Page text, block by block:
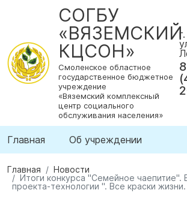
СОГБУ
«ВЯЗЕМСКИЙ
КЦСОН»
Смоленское областное
государственное бюджетное
учреждение
«Вяземский комплексный
центр социального
обслуживания населения»
8
Главная Об учреждении
Главная
Новости
Итоги конкурса "Семейное чаепитие".
проекта-технологии ". Все краски жизни.